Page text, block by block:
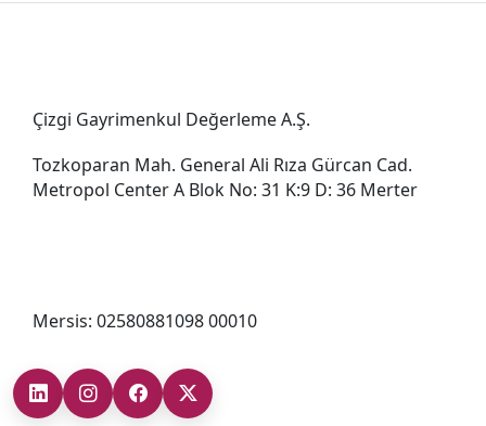
Çizgi Gayrimenkul Değerleme A.Ş.
Tozkoparan Mah. General Ali Rıza Gürcan Cad.
Metropol Center A Blok No: 31 K:9 D: 36 Merter
Mersis: 02580881098 00010